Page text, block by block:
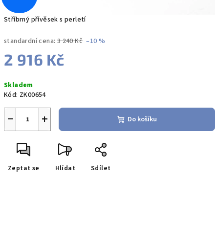
Stříbrný přívěsek s perletí
standardní cena: 3 240 Kč –10 %
2 916 Kč
cena:
Skladem
Kód: ZK00654
+
− Do košíku
Zeptat se Hlídat Sdílet